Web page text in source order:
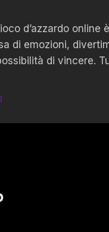
d’azzardo online
di emozioni,
di vincere.